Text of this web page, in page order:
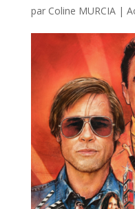
par Coline MURCIA|